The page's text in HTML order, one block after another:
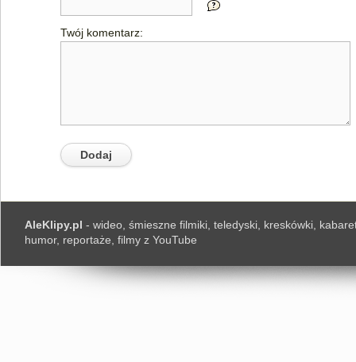
Twój komentarz:
AleKlipy.pl - wideo, śmieszne filmiki, teledyski, kreskówki,
humor, reportaże, filmy z YouTube